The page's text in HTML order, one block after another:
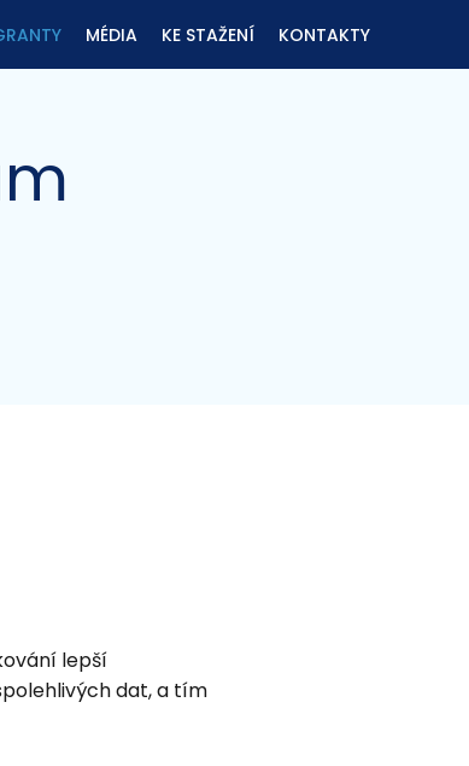
MÉDIA KE STAŽENÍ KONTAKTY
lepší
dat, a tím